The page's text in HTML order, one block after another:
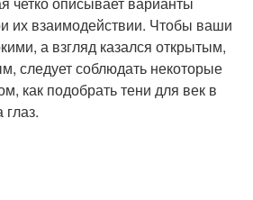
их взаимодействии. Чтобы ваши
а взгляд казался открытым,
следует соблюдать некоторые
как подобрать тени для век в
глаз.